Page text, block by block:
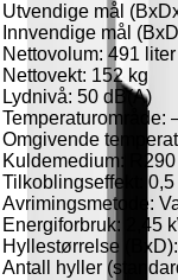
Utvendige mål
Innvendige mål
Nettovolum: 491 liter
Nettovekt: 152 kg
Lydnivå: 50 dB(A)
Temperaturområde:
Omgivende
Kuldemedium: R290
Tilkoblingseffekt: 0,5
Avrimingsmetode:
Energiforbruk: 2,45
Hyllestørrelse
Antall hyller